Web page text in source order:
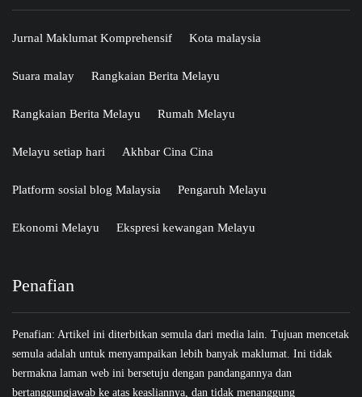
Jurnal Maklumat Komprehensif Kota malaysia
Suara malay Rangkaian Berita Melayu
Rangkaian Berita Melayu Rumah Melayu
Melayu setiap hari Akhbar Cina Cina
Platform sosial blog Malaysia Pengaruh Melayu
Ekonomi Melayu Ekspresi kewangan Melayu
Penafian
Penafian: Artikel ini diterbitkan semula dari media lain. Tujuan mencetak
semula adalah untuk menyampaikan lebih banyak maklumat. Ini tidak
bermakna laman web ini bersetuju dengan pandangannya dan
bertanggungjawab ke atas keasliannya, dan tidak menanggung